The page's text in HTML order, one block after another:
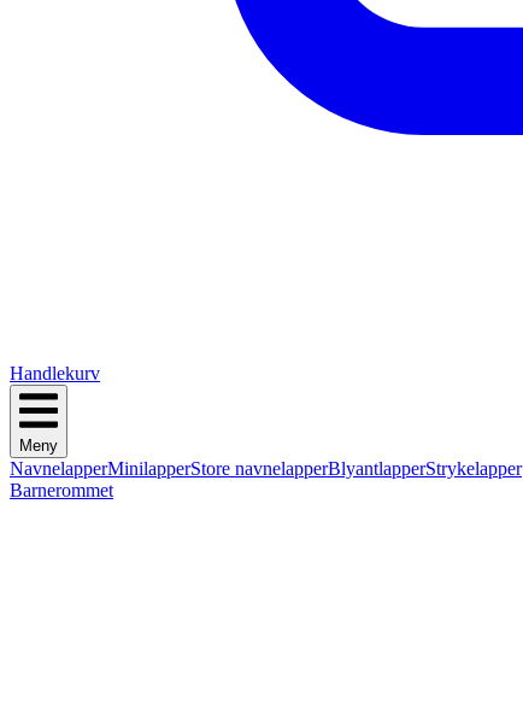
Handlekurv
Meny
NavnelapperMinilapperStore navnelapperBlyantlapperStrykelapper
Barnerommet